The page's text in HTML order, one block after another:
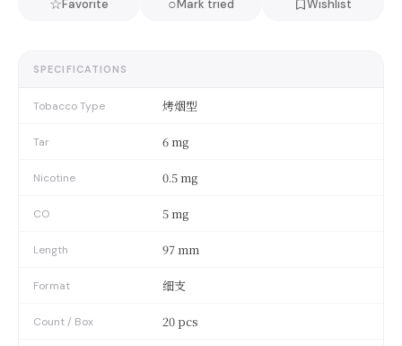
Favorite Mark tried Wishlist
SPECIFICATIONS
Tobacco Type 烤烟型
Tar 6 mg
Nicotine 0.5 mg
CO 5 mg
Length 97 mm
Format 细支
Count / Box 20 pcs